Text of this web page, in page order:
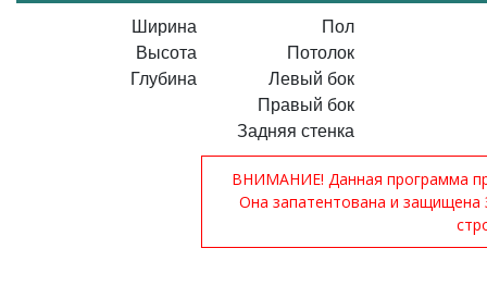
Ширина
Высота
Глубина
Пол
Потолок
Левый бок
Правый бок
Задняя стенка
ВНИМАНИЕ! Данная программа
Она запатентована и